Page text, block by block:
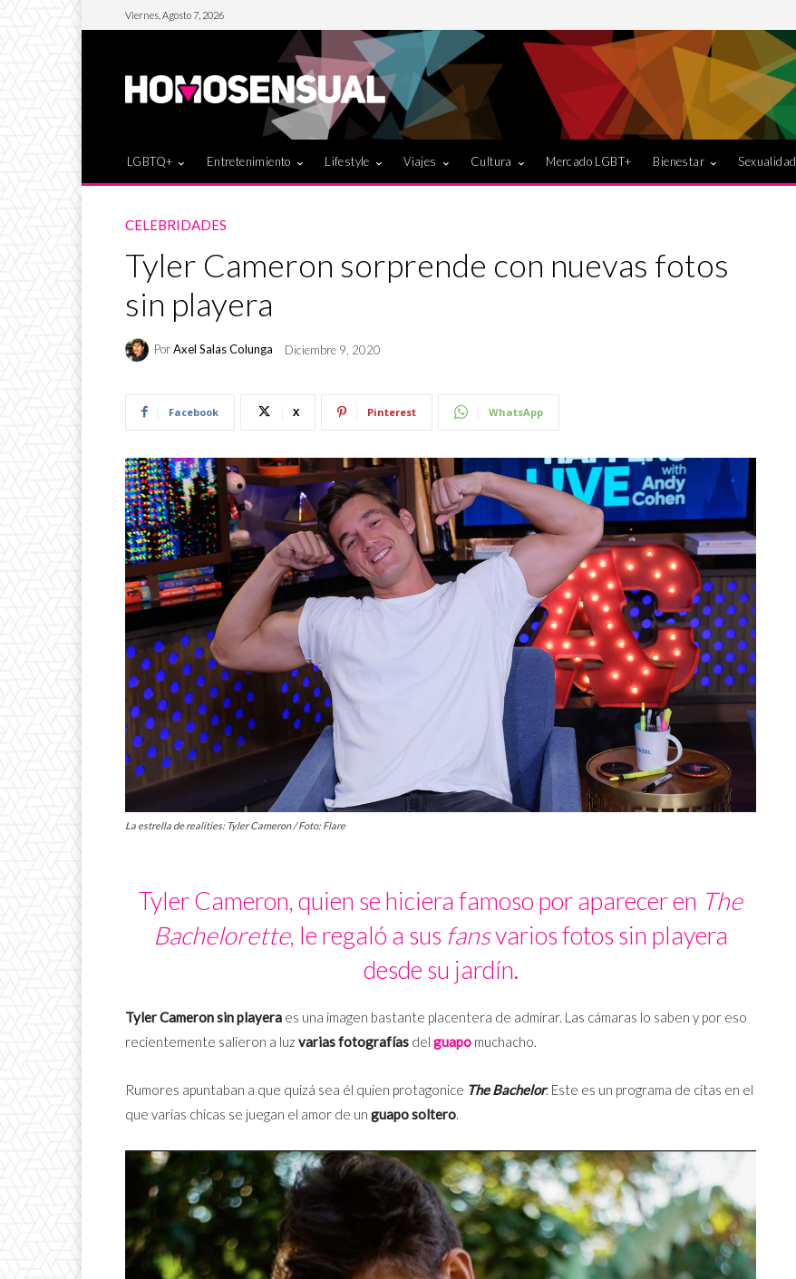
Viernes, Agosto 7, 2026
LGBTQ+ Entretenimiento Lifestyle Viajes Cultura Mercado LGBT+ Bienestar Sexualidad
CELEBRIDADES
Tyler Cameron sorprende con nuevas fotos
sin playera
PorAxel Salas Colunga Diciembre 9, 2020
Facebook X Pinterest WhatsApp
La estrella de realities: Tyler Cameron / Foto: Flare
Tyler Cameron, quien se hiciera famoso por aparecer en The
Bachelorette, le regaló a sus fansvarios fotos sin playera
desde su jardín.
Tyler Cameronsin playera es una imagen bastante placentera de admirar. Las cámaras lo saben y por eso
recientemente salieron a luzvarias fotografías del guapo muchacho.
Rumores apuntaban a que quizá sea él quien protagonice The Bachelor. Este es un programa de citas en el
que varias chicas se juegan el amor de un guapo soltero.